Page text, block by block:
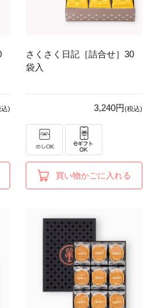
)
さくさく日記［詰合せ］30
袋入
3,240円(税込)
買い物かごに入れる